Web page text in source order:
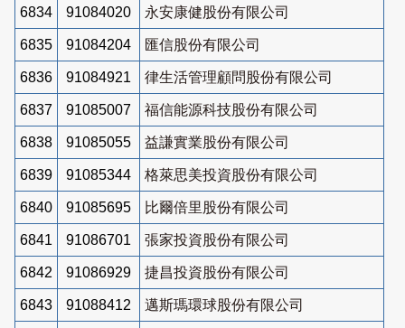
6834 91084020 永安康健股份有限公司
6835 91084204 匯信股份有限公司
6836 91084921 律生活管理顧問股份有限公司
6837 91085007 福信能源科技股份有限公司
6838 91085055 益謙實業股份有限公司
6839 91085344 格萊思美投資股份有限公司
6840 91085695 比爾倍里股份有限公司
6841 91086701 張家投資股份有限公司
6842 91086929 捷昌投資股份有限公司
6843 91088412 邁斯瑪環球股份有限公司